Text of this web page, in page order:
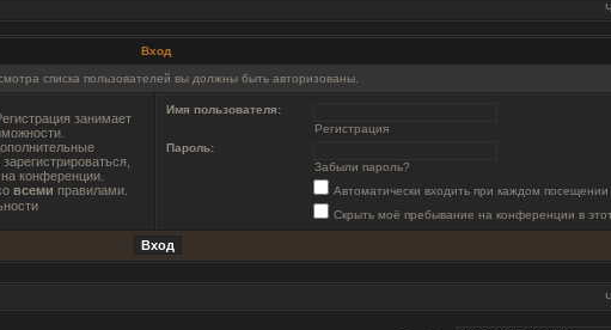
Вход
списка пользователей вы должны быть авторизованы.
занимает
конференции.
всеми правилами.
Имя пользователя:
Регистрация
Пароль:
Забыли пароль?
Автоматически входить при каждом посещении
Скрыть моё пребывание на конференции в